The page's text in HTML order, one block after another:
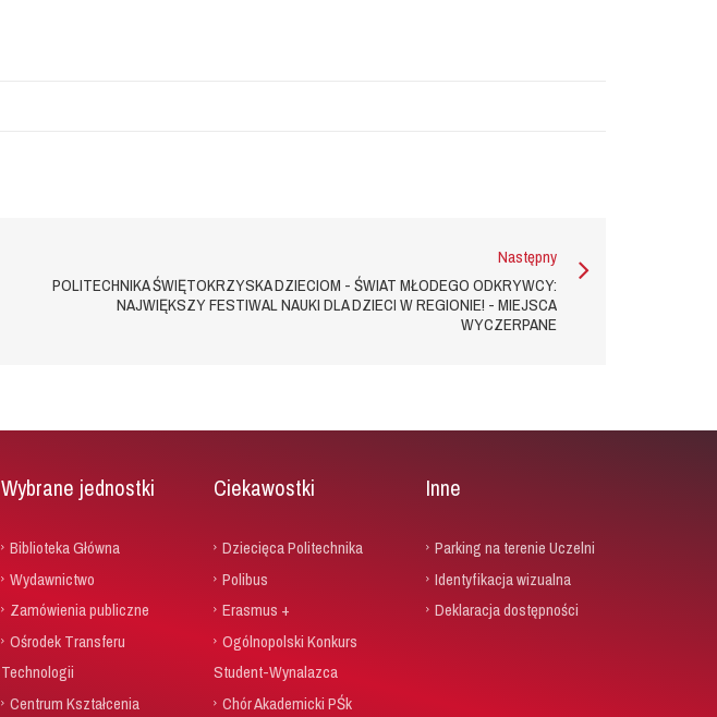
Następny
POLITECHNIKA ŚWIĘTOKRZYSKA DZIECIOM - ŚWIAT MŁODEGO ODKRYWCY:
NAJWIĘKSZY FESTIWAL NAUKI DLA DZIECI W REGIONIE! - MIEJSCA
WYCZERPANE
Wybrane jednostki
Biblioteka Główna
Wydawnictwo
Zamówienia publiczne
Ośrodek Transferu
Technologii
Centrum Kształcenia
Ciekawostki
Dziecięca Politechnika
Polibus
Erasmus +
Ogólnopolski Konkurs
Student-Wynalazca
Chór Akademicki PŚk
Inne
Parking na terenie Uczelni
Identyfikacja wizualna
Deklaracja dostępności